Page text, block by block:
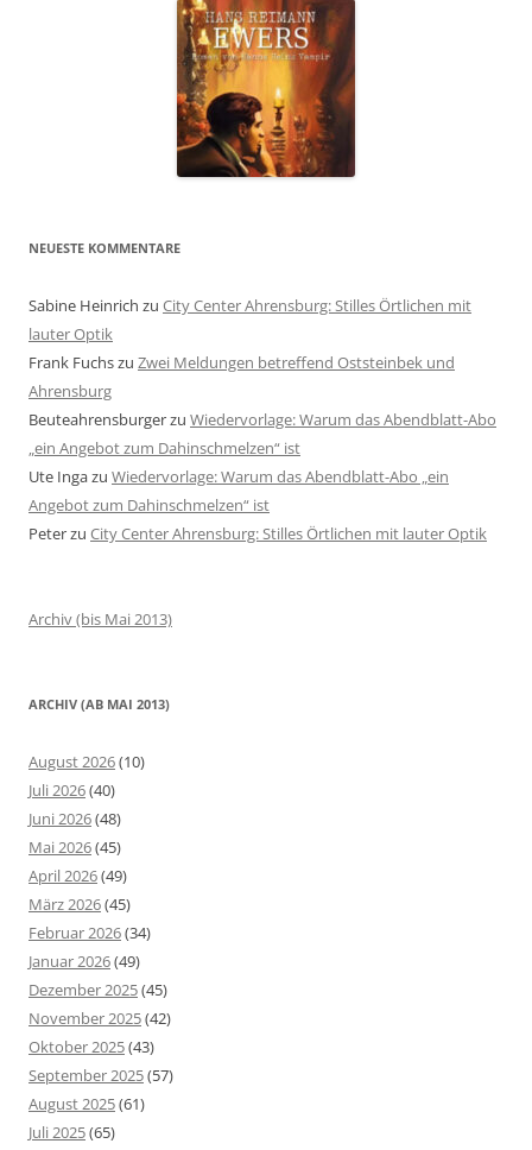
NEUESTE KOMMENTARE
Sabine Heinrich zu City Center Ahrensburg: Stilles Örtlichen mit
lauter Optik
Frank Fuchszu Zwei Meldungen betreffend Oststeinbek und
Ahrensburg
Beuteahrensburgerzu Wiedervorlage: Warum das Abendblatt-Abo
„ein Angebot zum Dahinschmelzen“ ist
Ute Ingazu Wiedervorlage: Warum das Abendblatt-Abo „ein
Angebot zum Dahinschmelzen“ ist
Peterzu City Center Ahrensburg: Stilles Örtlichen mit lauter Optik
Archiv (bis Mai 2013)
ARCHIV (AB MAI 2013)
August 2026(10)
Juli 2026(40)
Juni 2026(48)
Mai 2026(45)
April 2026(49)
März 2026(45)
Februar 2026(34)
Januar 2026(49)
Dezember 2025(45)
November 2025(42)
Oktober 2025(43)
September 2025(57)
August 2025(61)
Juli 2025(65)